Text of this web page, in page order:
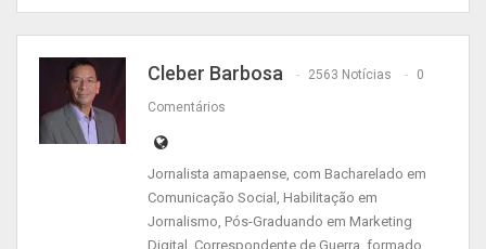
importância da presença militar na faixa de
Ao pousar em solo amapaense, o General Leal
Pujol foi recepcionado por uma comitiva de
autoridades civis e militares e foi apresentado às
instalações do Aeroporto Internacional Alberto
Alcolumbre, cuja data prevista para a inauguração
Cleber Barbosa 2563 Notícias 0
Comentários
Jornalista amapaense, com Bacharelado em
Comunicação Social, Habilitação em
Jornalismo, Pós-Graduando em Marketing
Digital, Correspondente de Guerra, formado